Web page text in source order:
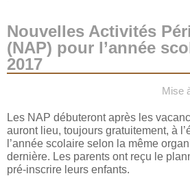
Nouvelles Activités
(NAP) pour l’année
2017
Mise
Les NAP débuteront après les
auront lieu, toujours gratuitement, à
l’année scolaire selon la même
dernière. Les parents ont reçu le
pré-inscrire leurs enfants.